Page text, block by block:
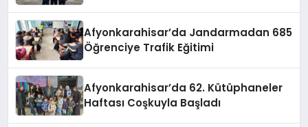
Afyonkarahisar’da Jandarmadan 685
Öğrenciye Trafik Eğitimi
Afyonkarahisar’da 62. Kütüphaneler
Haftası Coşkuyla Başladı